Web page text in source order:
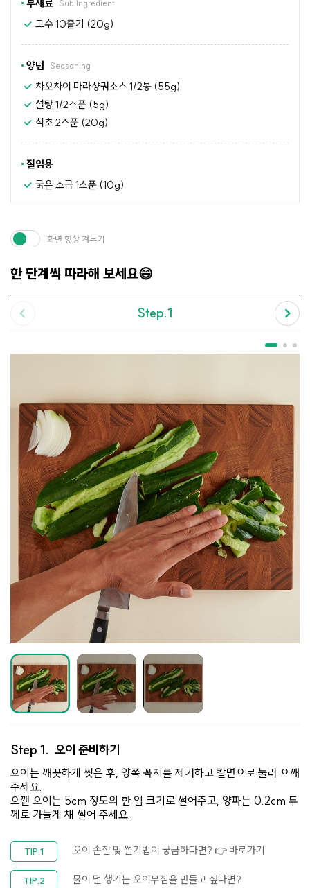
부재료 Sub Ingredient
고수 10줄기 (20g)
양념 Seasoning
차오차이 마라샹궈소스 1/2봉 (55g)
설탕 1/2스푼 (5g)
식초 2스푼 (20g)
절임용
굵은 소금 1스푼 (10g)
한 단계씩 따라해 보세요😄
화면 항상 켜두기
Step.1
Step 1. 오이 준비하기
오이는 깨끗하게 씻은 후, 양쪽 꼭지를 제거하고 칼면으로 눌러 으깨
주세요.
으깬 오이는 5cm 정도의 한 입 크기로 썰어주고, 양파는 0.2cm 두
께로 가늘게 채 썰어 주세요.​
오이 손질 및 썰기법이 궁금하다면? 👉 바로가기
물이 덜 생기는 오이무침을 만들고 싶다면?